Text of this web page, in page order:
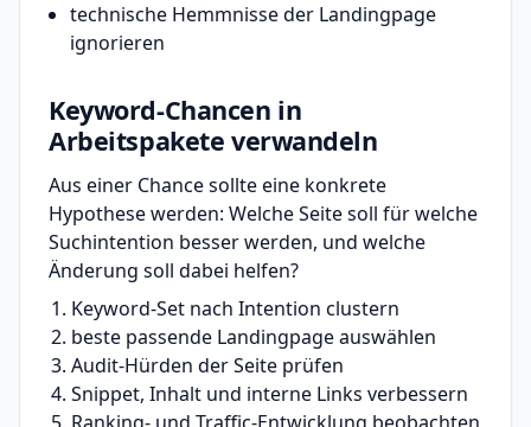
technische Hemmnisse der Landingpage
ignorieren
Keyword-Chancen in
Arbeitspakete verwandeln
Aus einer Chance sollte eine konkrete
Hypothese werden: Welche Seite soll für welche
Suchintention besser werden, und welche
Änderung soll dabei helfen?
Keyword-Set nach Intention clustern
beste passende Landingpage auswählen
Audit-Hürden der Seite prüfen
Snippet, Inhalt und interne Links verbessern